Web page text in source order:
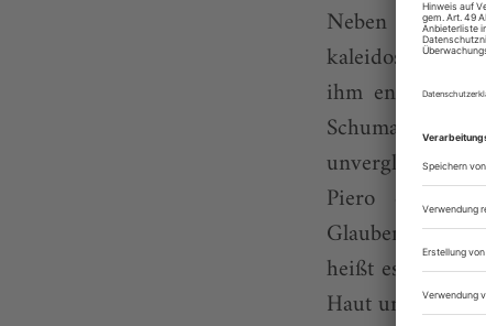
Neben die
ihm entworfen
Schumann,
Piero della
heißt es seit
Haut und Haar.